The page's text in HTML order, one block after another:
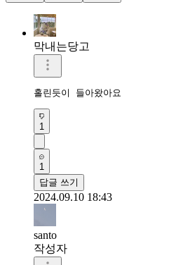
막내는당고
홀린듯이 들아왔아요
1
1
답글 쓰기
2024.09.10 18:43
santo
작성자